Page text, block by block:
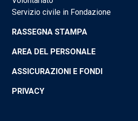
Servizio civile in Fondazione
RASSEGNA STAMPA
AREA DEL PERSONALE
ASSICURAZIONI E FONDI
PRIVACY